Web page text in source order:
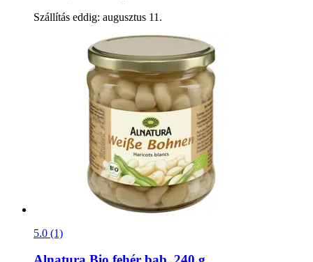
Szállítás eddig: augusztus 11.
5.0 (1)